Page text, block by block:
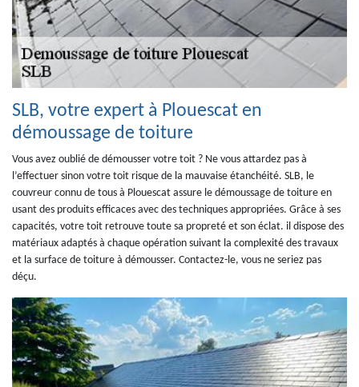
SLB, votre expert à Plouescat en
démoussage de toiture
Vous avez oublié de démousser votre toit ? Ne vous attardez pas à
l’effectuer sinon votre toit risque de la mauvaise étanchéité. SLB, le
couvreur connu de tous à Plouescat assure le démoussage de toiture en
usant des produits efficaces avec des techniques appropriées. Grâce à ses
capacités, votre toit retrouve toute sa propreté et son éclat. il dispose des
matériaux adaptés à chaque opération suivant la complexité des travaux
et la surface de toiture à démousser. Contactez-le, vous ne seriez pas
déçu.